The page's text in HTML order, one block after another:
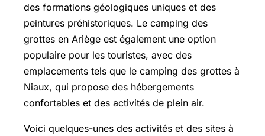
des formations géologiques uniques et des
peintures préhistoriques. Le camping des
grottes en Ariège est également une option
populaire pour les touristes, avec des
emplacements tels que le camping des grottes à
Niaux, qui propose des hébergements
confortables et des activités de plein air.
Voici quelques-unes des activités et des sites à